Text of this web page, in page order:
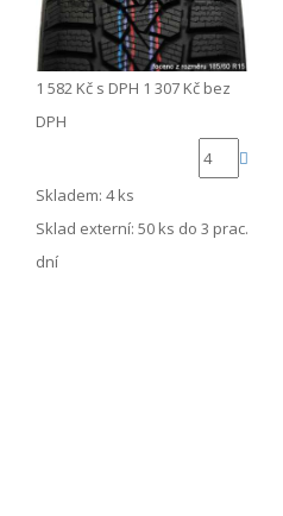
1 582 Kč s DPH 1 307 Kč bez
DPH
Skladem: 4 ks
Sklad externí: 50 ks do 3 prac.
dní